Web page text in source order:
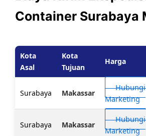
Container Surabaya
Kota
Asal
Kota
Tujuan
Harga
Surabaya Makassar
Hubungi
Marketing
Surabaya Makassar
Hubungi
Marketing